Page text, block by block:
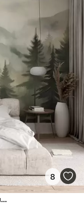
8
Paisagem de montanha com um bosque de pinheiros e montanhas em camadas durante a madrugada com um ligeiro nevoeiro Arte de imitação de aguarela